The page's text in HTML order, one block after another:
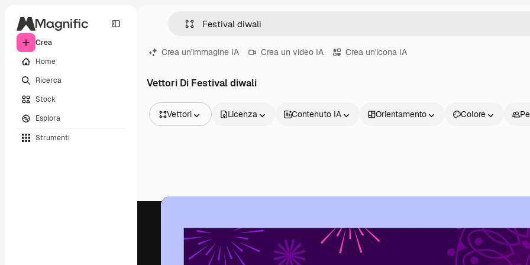
Crea
Home
Ricerca
Stock
Esplora
Strumenti
Crea un'immagine IA Crea un video IA Crea un'icona IA
Vettori Di Festival diwali
Vettori
Video
Modelli di video
Licenza Contenuto IA Orientamento Colore
Inizia